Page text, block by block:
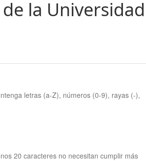
la
letras (a-Z), números (0-9), rayas (-),
20 caracteres no necesitan cumplir más